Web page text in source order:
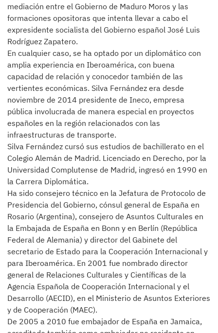
mediación entre el Gobierno de Maduro Moros y las
formaciones opositoras que intenta llevar a cabo el
expresidente socialista del Gobierno español José Luis
Rodríguez Zapatero.
En cualquier caso, se ha optado por un diplomático con
amplia experiencia en Iberoamérica, con buena
capacidad de relación y conocedor también de las
vertientes económicas. Silva Fernández era desde
noviembre de 2014 presidente de Ineco, empresa
pública involucrada de manera especial en proyectos
españoles en la región relacionados con las
infraestructuras de transporte.
Silva Fernández cursó sus estudios de bachillerato en el
Colegio Alemán de Madrid. Licenciado en Derecho, por la
Universidad Complutense de Madrid, ingresó en 1990 en
la Carrera Diplomática.
Ha sido consejero técnico en la Jefatura de Protocolo de
Presidencia del Gobierno, cónsul general de España en
Rosario (Argentina), consejero de Asuntos Culturales en
la Embajada de España en Bonn y en Berlín (República
Federal de Alemania) y director del Gabinete del
secretario de Estado para la Cooperación Internacional y
para Iberoamérica. En 2001 fue nombrado director
general de Relaciones Culturales y Científicas de la
Agencia Española de Cooperación Internacional y el
Desarrollo (AECID), en el Ministerio de Asuntos Exteriores
y de Cooperación (MAEC).
De 2005 a 2010 fue embajador de España en Jamaica,